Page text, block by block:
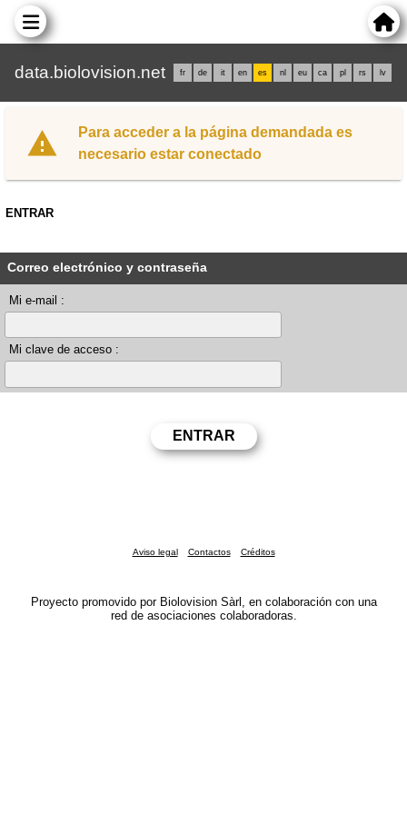
data.biolovision.net fr de it en es nl eu ca pl rs lv
Para acceder a la página demandada es
necesario estar conectado
ENTRAR
Correo electrónico y contraseña
Mi e-mail :
Mi clave de acceso :
Aviso legal Contactos Créditos
Proyecto promovido por Biolovision Sàrl, en colaboración con una
red de asociaciones colaboradoras.